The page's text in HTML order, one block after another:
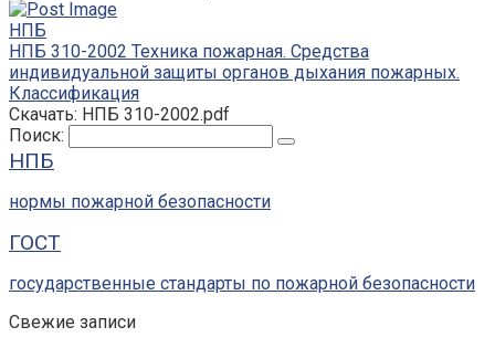
НПБ
НПБ 310-2002 Техника пожарная. Средства
индивидуальной защиты органов дыхания пожарных.
Классификация
Скачать: НПБ 310-2002.pdf
Поиск:
НПБ
нормы пожарной безопасности
ГОСТ
государственные стандарты по пожарной безопасности
Свежие записи